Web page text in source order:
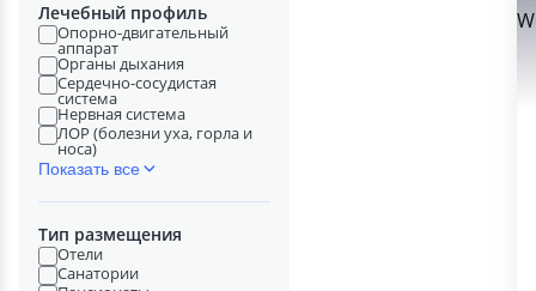
Лечебный профиль
Опорно-двигательный
аппарат
Органы дыхания
Сердечно-сосудистая
система
Нервная система
ЛОР (болезни уха, горла и
носа)
Показать все
Тип размещения
Отели
Санатории